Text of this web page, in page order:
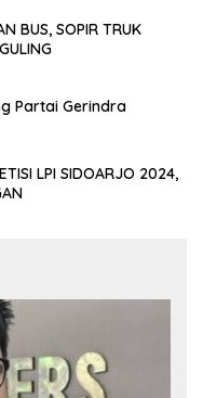
BUS, SOPIR TRUK
Partai Gerindra
LPI SIDOARJO 2024,